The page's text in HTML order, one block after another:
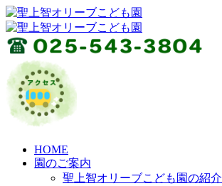
HOME
園のご案内
聖上智オリーブこども園の紹介